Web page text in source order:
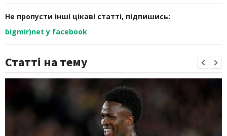
Не пропусти інші цікаві статті, підпишись:
bigmir)net у facebook
Статті на тему